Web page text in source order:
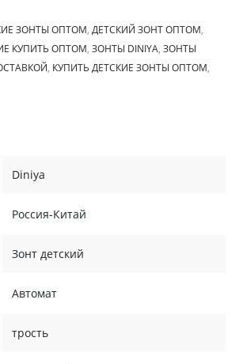
ЗОНТЫ ОПТОМ, ДЕТСКИЙ ЗОНТ ОПТОМ,
КУПИТЬ ОПТОМ, ЗОНТЫ DINIYA, ЗОНТЫ
, КУПИТЬ ДЕТСКИЕ ЗОНТЫ ОПТОМ,
Diniya
Россия-Китай
Зонт детский
Автомат
трость